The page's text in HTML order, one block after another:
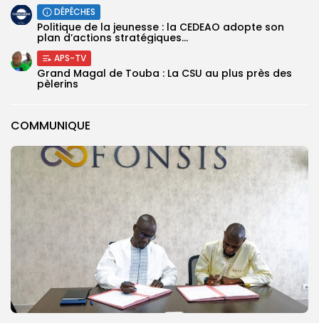
COMMUNIQUE
DÉPÊCHES
Politique de la jeunesse : la CEDEAO adopte son
plan d’actions stratégiques...
APS-TV
Grand Magal de Touba : La CSU au plus près des
pèlerins